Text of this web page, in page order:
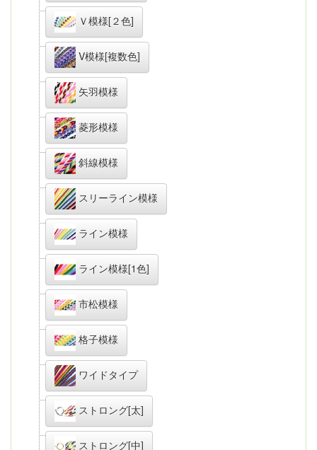
Ｖ模様[２色]
V模様[複数色]
矢羽模様
菱形模様
斜線模様
スリーライン模様
ライン模様
ライン模様[1色]
市松模様
格子模様
ワイドタイプ
ストロング[太]
ストロング[中]